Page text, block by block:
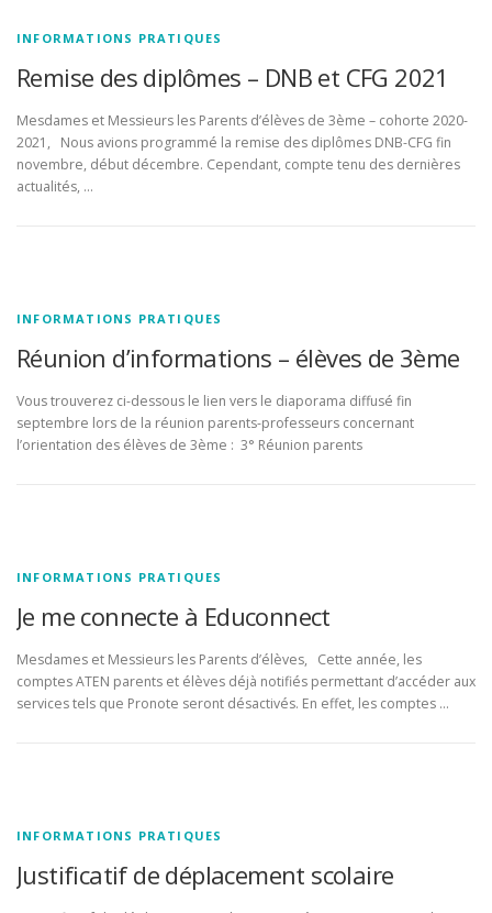
INFORMATIONS PRATIQUES
Remise des diplômes – DNB et CFG 2021
Mesdames et Messieurs les Parents d’élèves de 3ème – cohorte 2020-
2021, Nous avions programmé la remise des diplômes DNB-CFG fin
novembre, début décembre. Cependant, compte tenu des dernières
actualités, …
INFORMATIONS PRATIQUES
Réunion d’informations – élèves de 3ème
Vous trouverez ci-dessous le lien vers le diaporama diffusé fin
septembre lors de la réunion parents-professeurs concernant
l’orientation des élèves de 3ème : 3° Réunion parents
INFORMATIONS PRATIQUES
Je me connecte à Educonnect
Mesdames et Messieurs les Parents d’élèves, Cette année, les
comptes ATEN parents et élèves déjà notifiés permettant d’accéder aux
services tels que Pronote seront désactivés. En effet, les comptes …
INFORMATIONS PRATIQUES
Justificatif de déplacement scolaire